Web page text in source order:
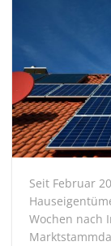
Seit Februar
Wochen nach